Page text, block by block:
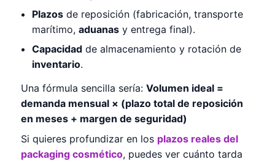
Plazos de reposición (fabricación, transporte
marítimo, aduanas y entrega final).
Capacidad de almacenamiento y rotación de
inventario.
Una fórmula sencilla sería: Volumen ideal =
demanda mensual × (plazo total de reposición
en meses + margen de seguridad)
Si quieres profundizar en los plazos reales del
packaging cosmético, puedes ver cuánto tarda